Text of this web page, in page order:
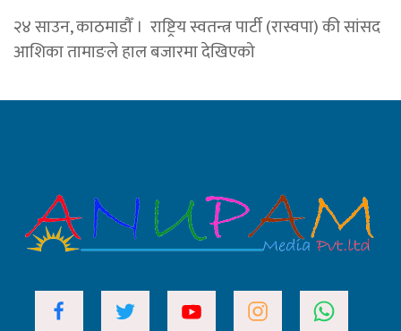
२४ साउन, काठमाडौँ । राष्ट्रिय स्वतन्त्र पार्टी (रास्वपा) की सांसद
आशिका तामाङले हाल बजारमा देखिएको